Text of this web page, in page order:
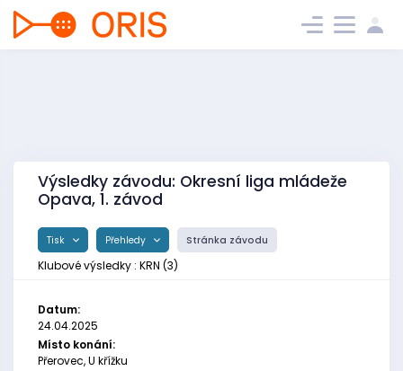
Výsledky závodu: Okresní liga mládeže
Opava, 1. závod
Tisk Přehledy Stránka závodu
Klubové výsledky : KRN (3)
Datum:
24.04.2025
Místo konání:
Přerovec, U křížku